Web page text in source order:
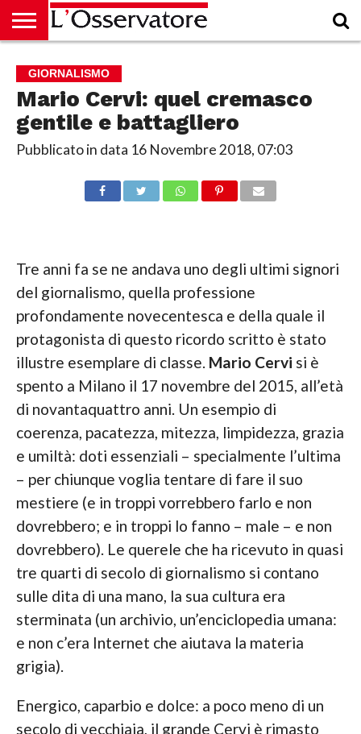
CULTURA
ECONOMIA
RUBRICHE
ARCHIVIO
PODCAST
ABBONAMENTO
CHI
SIAMO
ACCEDI
GIORNALISMO
Mario Cervi: quel cremasco
gentile e battagliero
Pubblicato in data 16 Novembre 2018, 07:03
Tre anni fa se ne andava uno degli ultimi signori
del giornalismo, quella professione
profondamente novecentesca e della quale il
protagonista di questo ricordo scritto è stato
illustre esemplare di classe. Mario Cervi si è
spento a Milano il 17 novembre del 2015, all’età
di novantaquattro anni. Un esempio di
coerenza, pacatezza, mitezza, limpidezza, grazia
e umiltà: doti essenziali – specialmente l’ultima
– per chiunque voglia tentare di fare il suo
mestiere (e in troppi vorrebbero farlo e non
dovrebbero; e in troppi lo fanno – male – e non
dovrebbero). Le querele che ha ricevuto in quasi
tre quarti di secolo di giornalismo si contano
sulle dita di una mano, la sua cultura era
sterminata (un archivio, un’enciclopedia umana:
e non c’era Internet che aiutava la materia
grigia).
Energico, caparbio e dolce: a poco meno di un
secolo di vecchiaia, il grande Cervi è rimasto